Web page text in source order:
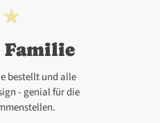
Familie
bestellt und alle
- genial für die